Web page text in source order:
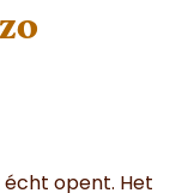
écht opent. Het